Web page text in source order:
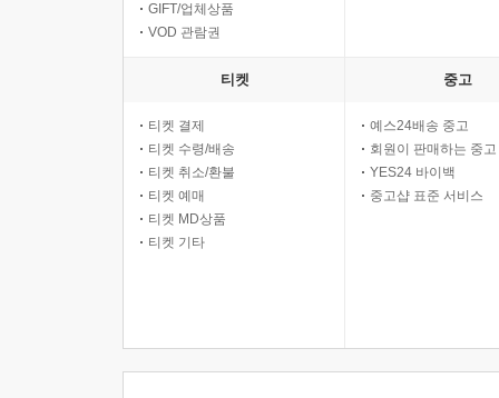
GIFT/업체상품
VOD 관람권
티켓
티켓 결제
티켓 수령/배송
티켓 취소/환불
티켓 예매
티켓 MD상품
티켓 기타
중고
예스24배송 중고
회원이 판매하는 중고
YES24 바이백
중고샵 표준 서비스